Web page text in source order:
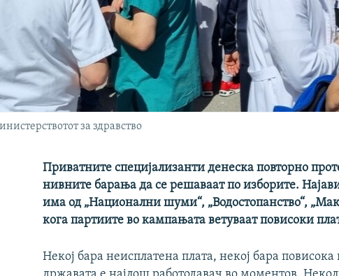
за здравство
Приватните специјализанти денеска повторно
нивните барања да се решаваат по изборите.
има од „Национални шуми“, „Водостопанство“,
кога партиите во кампањата ветуваат повисоки
Некој бара неисплатена плата, некој бара